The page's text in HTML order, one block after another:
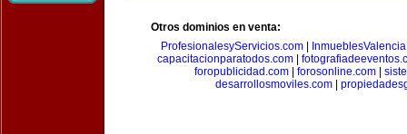
Otros dominios en venta:
ProfesionalesyServicios.com|
capacitacionparatodos.com|
foropublicidad.com
forosonline.com
desarrollosmoviles.com|